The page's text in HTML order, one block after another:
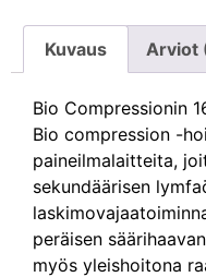
Kuvaus Arviot
Bio Compressionin
Bio compression -
paineilmalaitteita,
sekundäärisen
peräisen
myös yleishoitona